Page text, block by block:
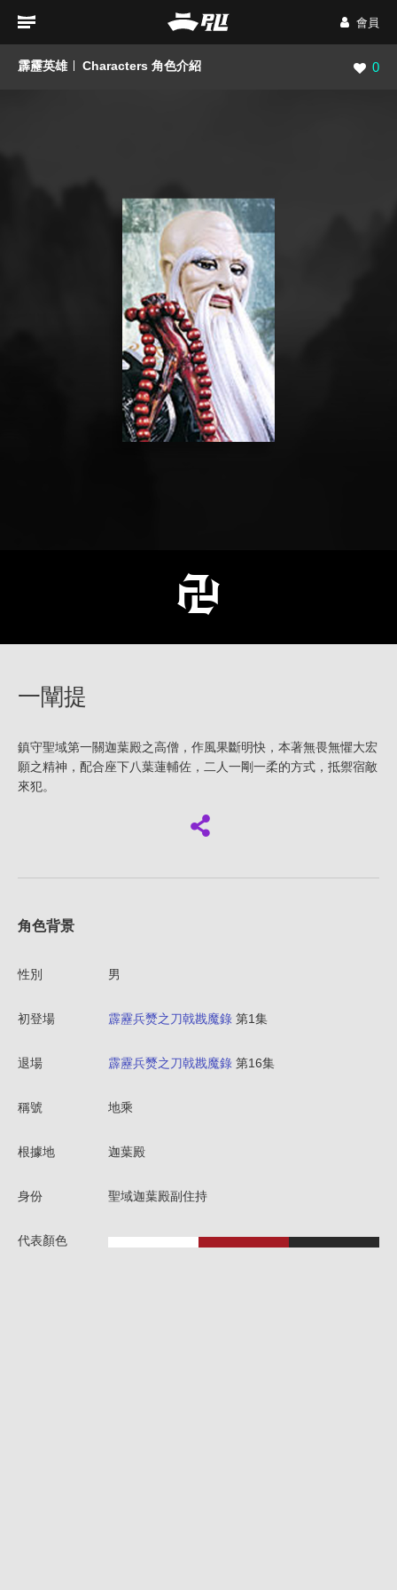
會員
霹靂英雄 Characters 角色介紹 瀏覽
0
一闡提
鎮守聖域第一關迦葉殿之高僧，作風果斷明快，本著無畏無懼大宏
願之精神，配合座下八葉蓮輔佐，二人一剛一柔的方式，抵禦宿敵
來犯。
角色背景
性別 男
初登場 霹靂兵燹之刀戟戡魔錄 第1集
退場 霹靂兵燹之刀戟戡魔錄 第16集
稱號 地乘
根據地 迦葉殿
身份 聖域迦葉殿副住持
代表顏色